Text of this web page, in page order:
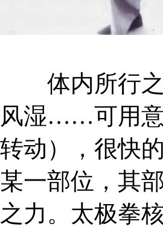
体内所行之
风湿……可用意
转动），很快
某一部位，其
之力。太极拳